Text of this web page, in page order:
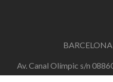
Av. Canal Olímpic s/n